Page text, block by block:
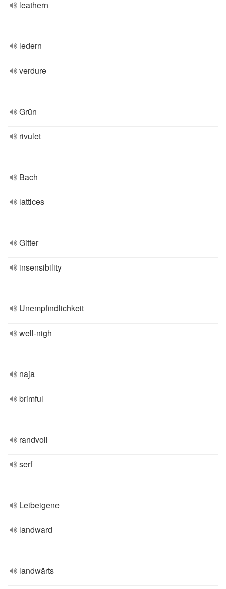
leathern
ledern
verdure
Grün
rivulet
Bach
lattices
Gitter
insensibility
Unempfindlichkeit
well-nigh
naja
brimful
randvoll
serf
Leibeigene
landward
landwärts